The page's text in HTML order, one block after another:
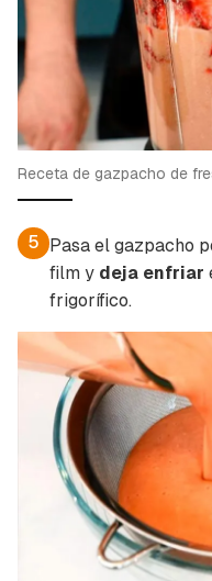
Receta de gazpacho de
5 Pasa el gazpacho
film y deja enfriar
frigorífico.